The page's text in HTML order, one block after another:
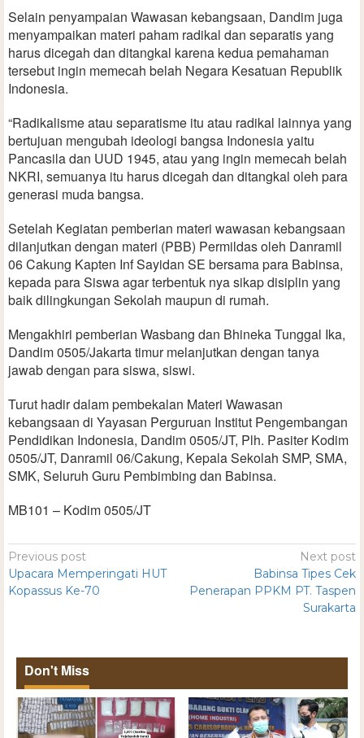
Selain penyampaian Wawasan kebangsaan, Dandim juga
menyampaikan materi paham radikal dan separatis yang
harus dicegah dan ditangkal karena kedua pemahaman
tersebut ingin memecah belah Negara Kesatuan Republik
Indonesia.
“Radikalisme atau separatisme itu atau radikal lainnya yang
bertujuan mengubah ideologi bangsa Indonesia yaitu
Pancasila dan UUD 1945, atau yang ingin memecah belah
NKRI, semuanya itu harus dicegah dan ditangkal oleh para
generasi muda bangsa.
Setelah Kegiatan pemberian materi wawasan kebangsaan
dilanjutkan dengan materi (PBB) Permildas oleh Danramil
06 Cakung Kapten Inf Sayidan SE bersama para Babinsa,
kepada para Siswa agar terbentuk nya sikap disiplin yang
baik dilingkungan Sekolah maupun di rumah.
Mengakhiri pemberian Wasbang dan Bhineka Tunggal Ika,
Dandim 0505/Jakarta timur melanjutkan dengan tanya
jawab dengan para siswa, siswi.
Turut hadir dalam pembekalan Materi Wawasan
kebangsaan di Yayasan Perguruan Institut Pengembangan
Pendidikan Indonesia, Dandim 0505/JT, Plh. Pasiter Kodim
0505/JT, Danramil 06/Cakung, Kepala Sekolah SMP, SMA,
SMK, Seluruh Guru Pembimbing dan Babinsa.
MB101 – Kodim 0505/JT
Previous post
Upacara Memperingati HUT
Kopassus Ke-70
Next post
Babinsa Tipes Cek
Penerapan PPKM PT. Taspen
Surakarta
Don't Miss